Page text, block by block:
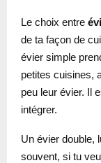
Le choix entre
de ta façon de
évier simple
petites cuisines,
peu leur évier. Il
intégrer.
Un évier double,
souvent, si tu